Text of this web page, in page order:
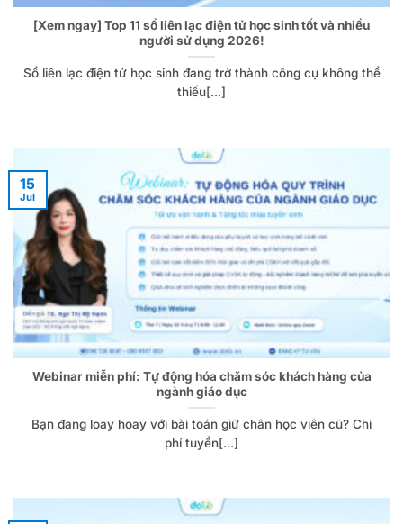
[Xem ngay] Top 11 sổ liên lạc điện tử học sinh tốt và nhiều
người sử dụng 2026!
Sổ liên lạc điện tử học sinh đang trở thành công cụ không thể
thiếu[...]
Webinar miễn phí: Tự động hóa chăm sóc khách hàng của
ngành giáo dục
Bạn đang loay hoay với bài toán giữ chân học viên cũ? Chi
phí tuyển[...]
15
Jul